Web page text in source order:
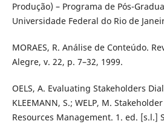
Produção) – Programa de Pós-
Universidade Federal do Rio de
MORAES, R. Análise de Conteúdo.
Alegre, v. 22, p. 7–32, 1999.
OELS, A. Evaluating Stakeholders
KLEEMANN, S.; WELP, M.
Resources Management. 1. ed. [s.l.]